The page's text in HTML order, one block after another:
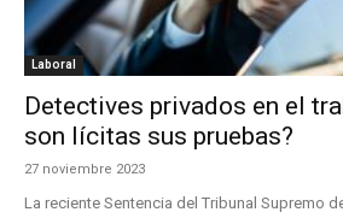
Laboral
Detectives privados en el
son lícitas sus pruebas?
27 noviembre 2023
La reciente Sentencia del Tribunal Supremo